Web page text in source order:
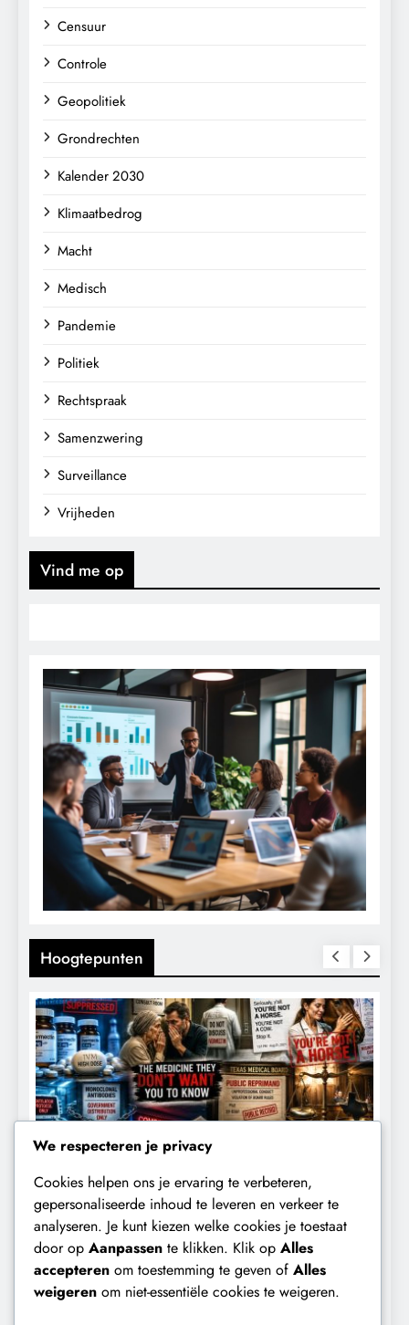
Censuur
Controle
Geopolitiek
Grondrechten
Kalender 2030
Klimaatbedrog
Macht
Medisch
Pandemie
Politiek
Rechtspraak
Samenzwering
Surveillance
Vrijheden
Vind me op
Hoogtepunten
CENSUUR CONTROLE
De medicatie die volgens sommige
kankerpatiënten verborgen blijft voor
hun eigen arts.
We respecteren je privacy
Cookies helpen ons je ervaring te verbeteren,
gepersonaliseerde inhoud te leveren en verkeer te
analyseren. Je kunt kiezen welke cookies je toestaat
door op Aanpassen te klikken. Klik op Alles
accepteren om toestemming te geven of Alles
weigeren om niet-essentiële cookies te weigeren.